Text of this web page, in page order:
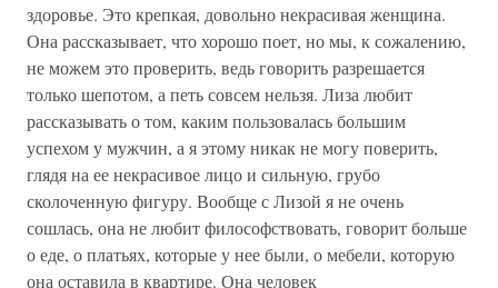
здоровье. Это крепкая, довольно некрасивая женщина.
Она рассказывает, что хорошо поет, но мы, к сожалению,
не можем это проверить, ведь говорить разрешается
только шепотом, а петь совсем нельзя. Лиза любит
рассказывать о том, каким пользовалась большим
успехом у мужчин, а я этому никак не могу поверить,
глядя на ее некрасивое лицо и сильную, грубо
сколоченную фигуру. Вообще с Лизой я не очень
сошлась, она не любит философствовать, говорит больше
о еде, о платьях, которые у нее были, о мебели, которую
она оставила в квартире. Она человек